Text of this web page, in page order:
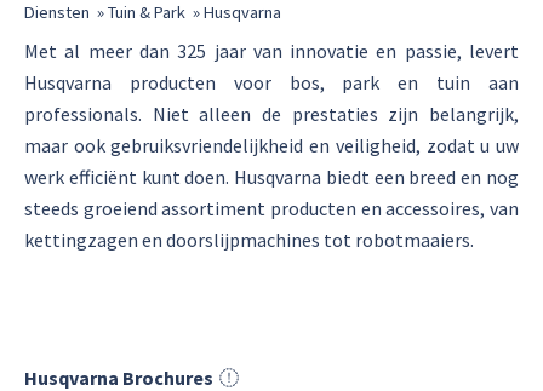
Diensten »Tuin & Park »Husqvarna
Met al meer dan 325 jaar van innovatie en passie, levert
Husqvarna producten voor bos, park en tuin aan
professionals. Niet alleen de prestaties zijn belangrijk,
maar ook gebruiksvriendelijkheid en veiligheid, zodat u uw
werk efficiënt kunt doen. Husqvarna biedt een breed en nog
steeds groeiend assortiment producten en accessoires, van
kettingzagen en doorslijpmachines tot robotmaaiers.
Husqvarna Brochures